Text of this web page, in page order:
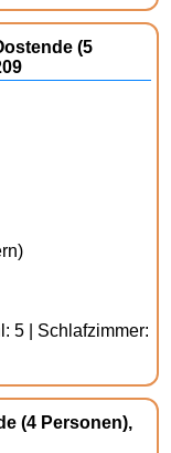
(5
5 | Schlafzimmer:
(4 Personen),